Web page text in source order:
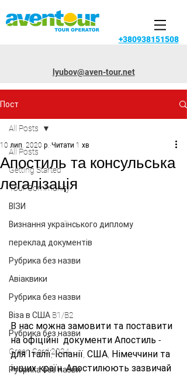
+380938151508
lyubov@aven-tour.net
Пост
All Posts
Getting Started
Your Community
ВІЗИ
Визнання українського диплому
переклад документів
Рубрика без назви
Авіаквики
Рубрика без назви
Віза в США B1/B2
Рубрика без назви
Green Card 2024
Рубрика без назви
All Posts
Апостиль та консульська
легалізація
10 лип. 2020 р. Читати 1 хв
В нас можна замовити та поставити
на офіційні  документи Апостиль -
для Італії, Іспанії, США, Німеччини та
інших країн. Апостилюють зазвичай